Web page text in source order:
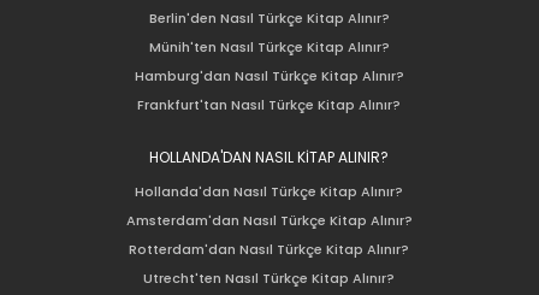
Berlin'den Nasıl Türkçe Kitap Alınır?
Münih'ten Nasıl Türkçe Kitap Alınır?
Hamburg'dan Nasıl Türkçe Kitap Alınır?
Frankfurt'tan Nasıl Türkçe Kitap Alınır?
HOLLANDA'DAN NASIL KİTAP ALINIR?
Hollanda'dan Nasıl Türkçe Kitap Alınır?
Amsterdam'dan Nasıl Türkçe Kitap Alınır?
Rotterdam'dan Nasıl Türkçe Kitap Alınır?
Utrecht'ten Nasıl Türkçe Kitap Alınır?